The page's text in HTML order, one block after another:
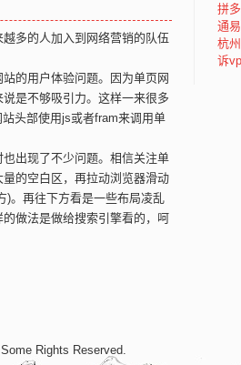
多的人加入到网络营销的队伍
的用户体验问题。因为单页网
是不够吸引力。这样一来很多
头部使用js或者fram来调用单
出现了不少问题。相信关注单
的空白区，再拉动浏览器滑动
)。再往下方看是一些布局凌乱
做法是做给搜索引擎看的，呵
拼
通
杭
诉
Rights Reserved.